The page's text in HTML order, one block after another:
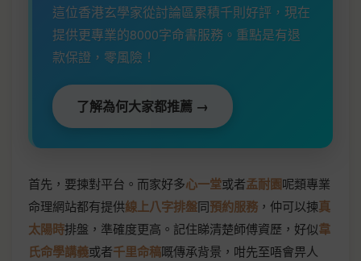
這位香港玄學家從討論區累積千則好評，現在
提供更專業的8000字命書服務。重點是有退
款保證，零風險！
了解為何大家都推薦 →
首先，要揀對平台。而家好多心一堂或者孟耐園呢類專業
命理網站都有提供線上八字排盤同預約服務 ，仲可以揀真
太陽時排盤，準確度更高。記住睇清楚師傅資歷，好似韋
氏命學講義或者千里命稿嘅傳承背景，咁先至唔會畀人